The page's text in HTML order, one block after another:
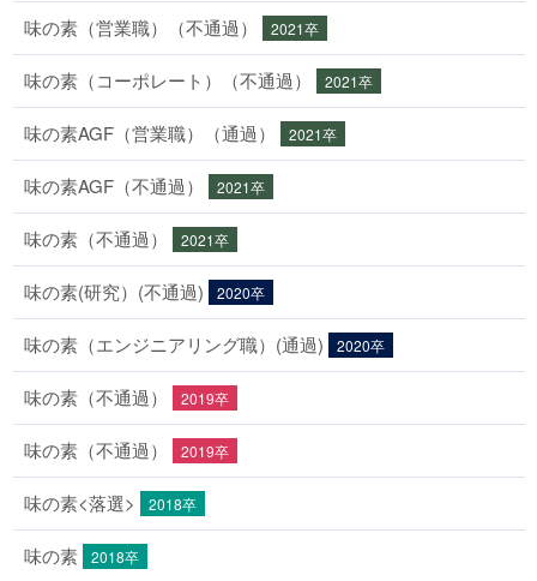
味の素（営業職）（不通過） 2021卒
味の素（コーポレート）（不通過） 2021卒
味の素AGF（営業職）（通過） 2021卒
味の素AGF（不通過） 2021卒
味の素（不通過） 2021卒
味の素(研究）(不通過) 2020卒
味の素（エンジニアリング職）(通過) 2020卒
味の素（不通過） 2019卒
味の素（不通過） 2019卒
味の素<落選> 2018卒
味の素 2018卒